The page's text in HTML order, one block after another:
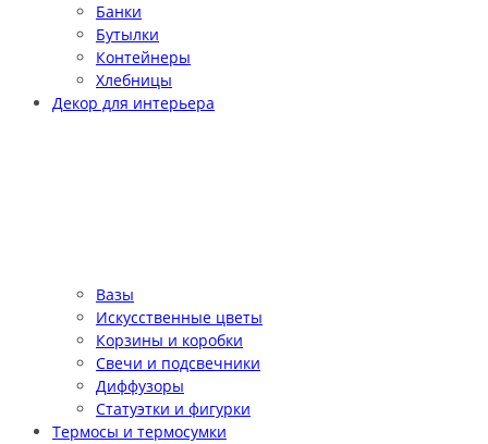
Банки
Бутылки
Контейнеры
Хлебницы
Декор для интерьера
Вазы
Искусственные цветы
Корзины и коробки
Свечи и подсвечники
Диффузоры
Статуэтки и фигурки
Термосы и термосумки